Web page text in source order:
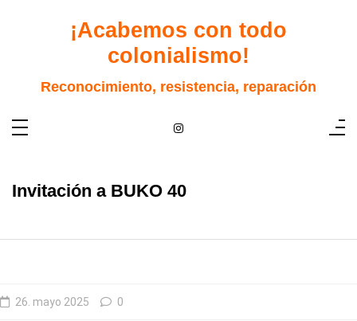
¡Acabemos con todo
colonialismo!
Reconocimiento, resistencia, reparación
Invitación a BUKO 40
26. mayo 2025 0